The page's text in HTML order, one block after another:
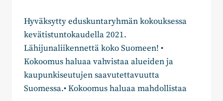
Hyväksytty eduskuntaryhmän kokouksessa
kevätistuntokaudella 2021.
Lähijunaliikennettä koko Suomeen! •
Kokoomus haluaa vahvistaa alueiden ja
kaupunkiseutujen saavutettavuutta
Suomessa.• Kokoomus haluaa mahdollistaa